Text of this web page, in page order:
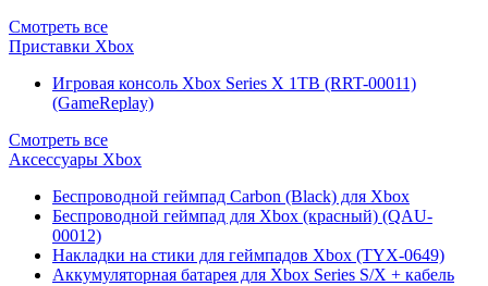
Смотреть все
Приставки Xbox
Игровая консоль Xbox Series X 1TB (RRT-00011)
(GameReplay)
Смотреть все
Аксессуары Xbox
Беспроводной геймпад Carbon (Black) для Xbox
Беспроводной геймпад для Xbox (красный) (QAU-
00012)
Накладки на стики для геймпадов Xbox (TYX-0649)
Аккумуляторная батарея для Xbox Series S/X + кабель